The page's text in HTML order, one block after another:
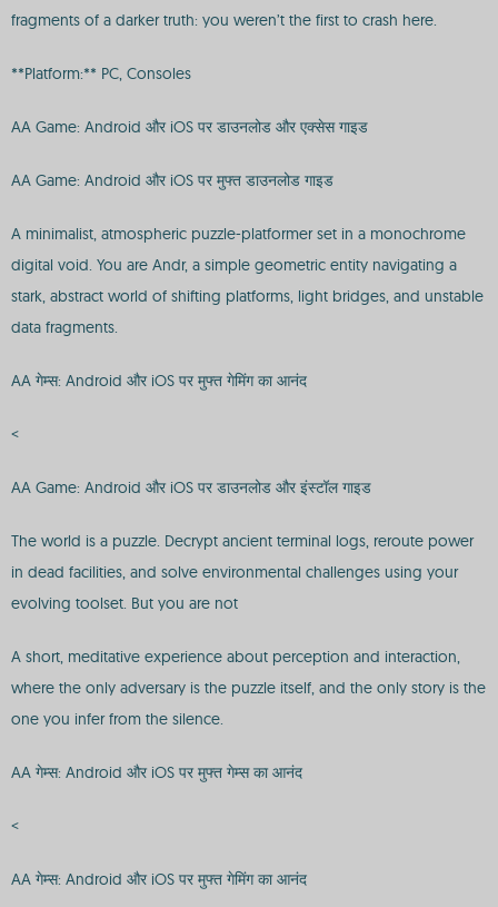
fragments of a darker truth: you weren’t the first to crash here.
**Platform:** PC, Consoles
AA Game: Android और iOS पर डाउनलोड और एक्सेस गाइड
AA Game: Android और iOS पर मुफ्त डाउनलोड गाइड
A minimalist, atmospheric puzzle-platformer set in a monochrome
digital void. You are Andr, a simple geometric entity navigating a
stark, abstract world of shifting platforms, light bridges, and unstable
data fragments.
AA गेम्स: Android और iOS पर मुफ्त गेमिंग का आनंद
<
AA Game: Android और iOS पर डाउनलोड और इंस्टॉल गाइड
The world is a puzzle. Decrypt ancient terminal logs, reroute power
in dead facilities, and solve environmental challenges using your
evolving toolset. But you are not
A short, meditative experience about perception and interaction,
where the only adversary is the puzzle itself, and the only story is the
one you infer from the silence.
AA गेम्स: Android और iOS पर मुफ्त गेम्स का आनंद
<
AA गेम्स: Android और iOS पर मुफ्त गेमिंग का आनंद